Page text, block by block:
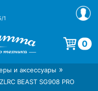
1
фототехники
в СПб
foto-
0
пуста.
и аксессуары »
BEAST SG908 PRO